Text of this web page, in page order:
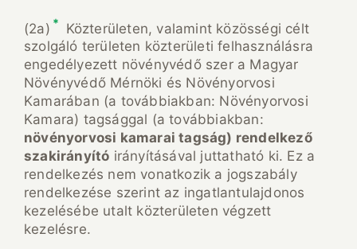
(2a) *
Közterületen, valamint közösségi célt
szolgáló területen közterületi felhasználásra
engedélyezett növényvédő szer a Magyar
Növényvédő Mérnöki és Növényorvosi
Kamarában (a továbbiakban: Növényorvosi
Kamara) tagsággal (a továbbiakban:
növényorvosi kamarai tagság) rendelkező
szakirányító irányításával juttatható ki. Ez a
rendelkezés nem vonatkozik a jogszabály
rendelkezése szerint az ingatlantulajdonos
kezelésébe utalt közterületen végzett
kezelésre.